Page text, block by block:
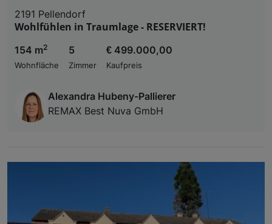
2191 Pellendorf
Wohlfühlen in Traumlage - RESERVIERT!
154 m2
Wohnfläche
5
Zimmer
€ 499.000,00
Kaufpreis
Alexandra Hubeny-Pallierer
REMAX Best Nuva GmbH